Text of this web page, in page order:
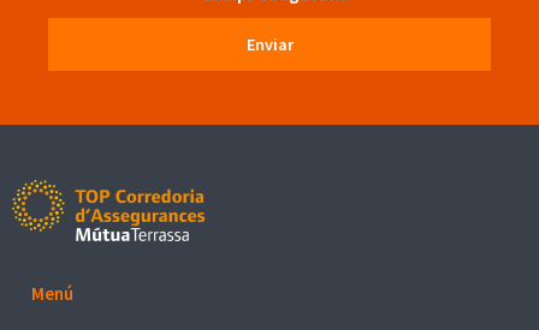
Enviar
Top Corredoria d'Assegurances MútuaTerrassa
Menú